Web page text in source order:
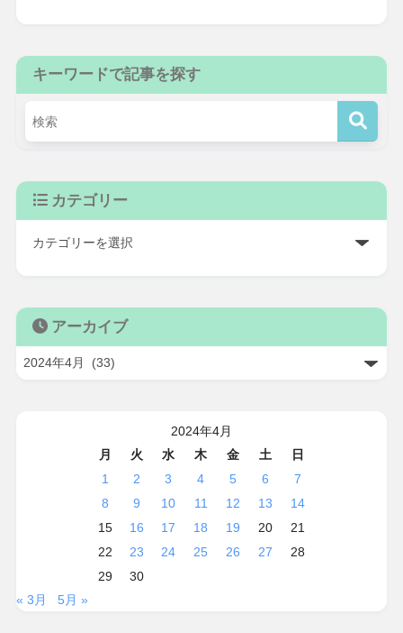
キーワードで記事を探す
カテゴリー
アーカイブ
2024年4月
月
火 水 木 金 土
日
1
2 3 4 5 6
7
8
9 10 11 12 13
14
15
16 17 18 19 20
21
22
23 24 25 26 27
28
29
30
« 3月
5月 »